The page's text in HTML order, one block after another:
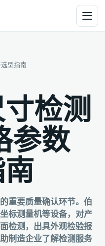
型指南
检测
参数
重要质量确认环节。伯
标测量机等设备，对产
检测，出具外观检验报
制造企业了解检测服务